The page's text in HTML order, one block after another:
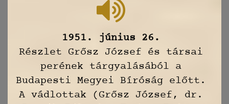
1951. június 26.
Részlet Grősz József és társai
perének tárgyalásából a
Budapesti Megyei Bíróság előtt.
A vádlottak (Grősz József, dr.